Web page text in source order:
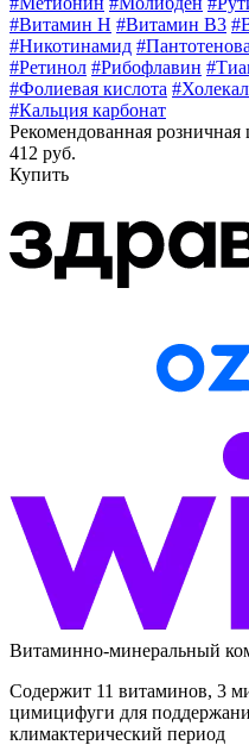
#Витамин H #Витамин В3
#Никотинамид
#Ретинол #Рибофлавин
#Фолиевая кислота
#Кальция карбонат
Рекомендованная розничная
412 руб.
Купить
Витаминно-минеральный
Содержит 11 витаминов, 3
цимицифуги для
климактерический период